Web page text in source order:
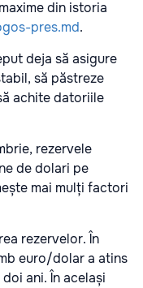
din istoria
pres.md.
deja să asigure
să păstreze
achite datoriile
rezervele
de dolari pe
mai mulți factori
rezervelor. În
euro/dolar a atins
ani. În același